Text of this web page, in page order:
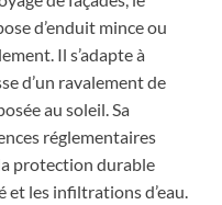
d’enduit mince ou
Il s’adapte à
d’un ravalement de
au soleil. Sa
réglementaires
protection durable
et les infiltrations d’eau.